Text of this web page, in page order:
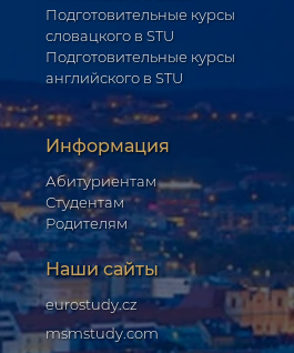
Подготовительные курсы
словацкого в STU
Подготовительные курсы
английского в STU
Информация
Абитуриентам
Студентам
Родителям
Наши сайты
eurostudy.cz
msmstudy.com